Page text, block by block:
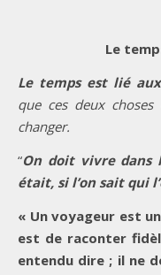
Le
Le temps est lié
que ces deux
changer.
“On doit vivre dans
était, si l’on sait qui
« Un voyageur est
est de raconter
entendu dire ; il ne